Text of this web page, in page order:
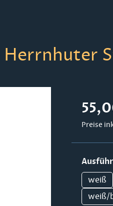
Preise
weiß
weiß/